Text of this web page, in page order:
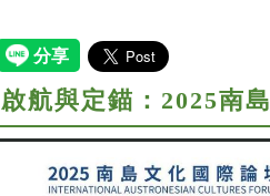
啟航與定錨：2025南